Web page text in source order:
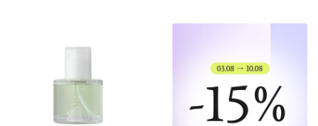
Відправляючи форму для авторизації/реєстрації ви
приймаєте умови
Угоди користувача